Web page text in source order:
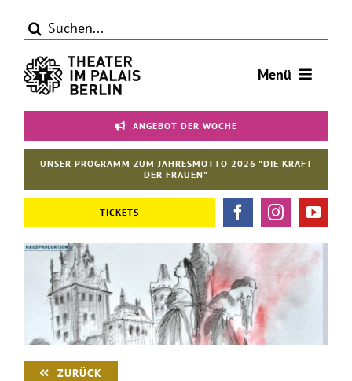
Inhalt
springen
Suche
Menü
Tickets
Theater
ANGEBOT DER WOCHE
UNSER PROGRAMM ZUM JAHRESMOTTO 2026 "DIE KRAFT
DER FRAUEN"
TICKETS
ZURÜCK